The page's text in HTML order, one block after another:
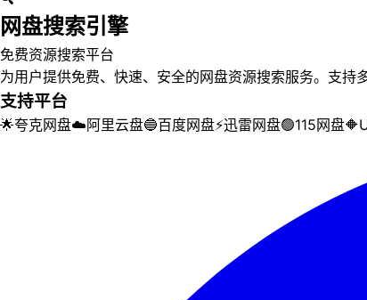
网盘搜索引擎
免费资源搜索平台
为用户提供免费、快速、安全的网盘资源搜索服务。支持
支持平台
🌟夸克网盘☁️阿里云盘🔵百度网盘⚡迅雷网盘🟢115网盘🔶